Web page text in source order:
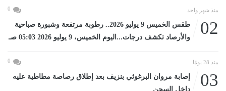
منذ شهر واحد 0
02
طقس الخميس 9 يوليو 2026.. رطوبة مرتفعة وشبورة صباحية
والأرصاد تكشف درجات...اليوم الخميس، 9 يوليو 2026 05:03 صـ
منذ 28 يومًا 0
03
إصابة مروان البرغوثي بنزيف بعد إطلاق رصاصة مطاطية عليه
داخل السجن